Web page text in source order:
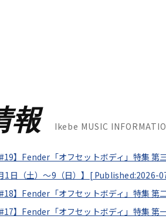
報 Ikebe MUSIC
】Fender「オフセットボディ」特集
1日（土）～9（日）】[ Published:2026-
】Fender「オフセットボディ」特集
】Fender「オフセットボディ」特集